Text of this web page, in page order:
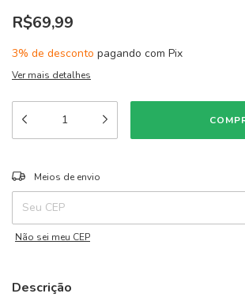
R$69,99
3% de desconto pagando com Pix
Ver mais detalhes
Entregas para o CEP:
Meios de envio
Não sei meu CEP
Descrição